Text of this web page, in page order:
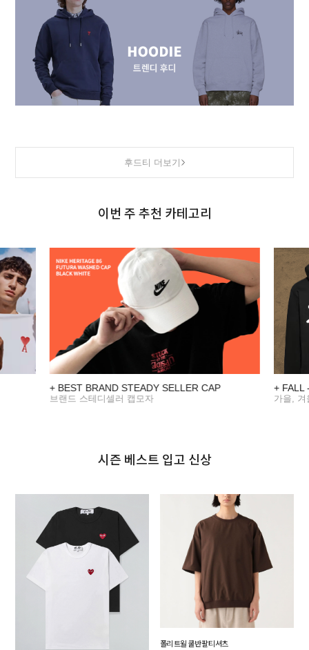
후드티 더보기
이번 주 추천 카테고리
+ BEST BRAND STEADY SELLER CAP
브랜드 스테디셀러 캡모자
+ FALL
가을, 겨
시즌 베스트 입고 신상
폴리 트윌 쿨 반팔 티셔츠